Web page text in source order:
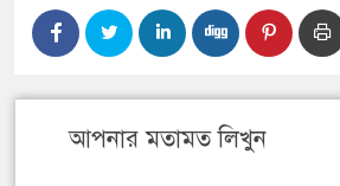
আপনার মতামত লিখুন